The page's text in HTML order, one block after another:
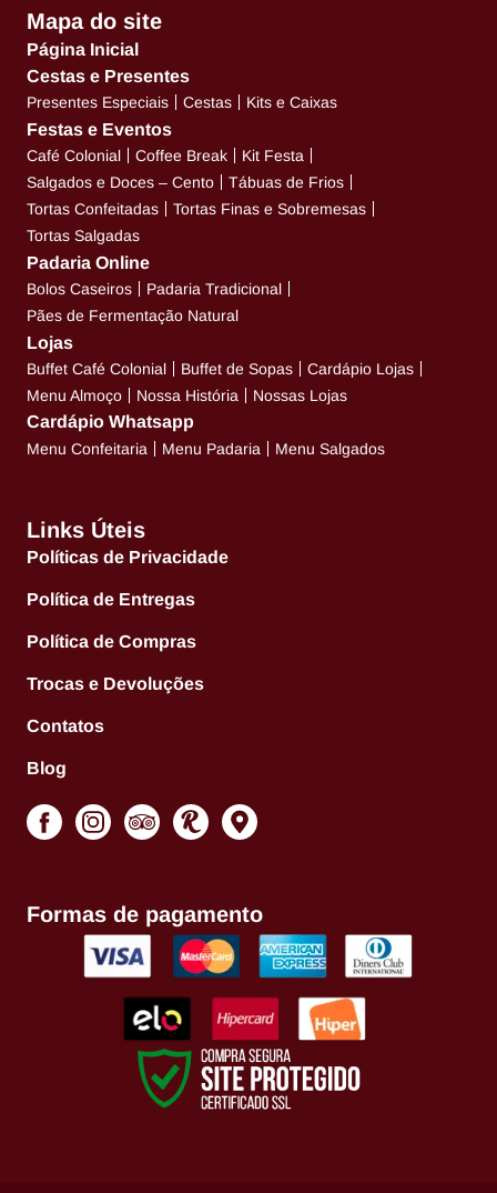
Mapa do site
Página Inicial
Cestas e Presentes
Presentes Especiais Cestas Kits e Caixas
Festas e Eventos
Café Colonial Coffee Break
Kit Festa
Salgados e Doces – Cento
Tábuas de Frios
Tortas Confeitadas
Tortas Finas e Sobremesas
Tortas Salgadas
Padaria Online
Bolos Caseiros
Padaria Tradicional
Pães de Fermentação Natural
Lojas
Buffet Café Colonial Buffet de Sopas
Cardápio Lojas
Menu Almoço
Nossa História Nossas Lojas
Cardápio Whatsapp
Menu Confeitaria Menu Padaria Menu Salgados
Links Úteis
Políticas de Privacidade
Política de Entregas
Política de Compras
Trocas e Devoluções
Contatos
Blog
Formas de pagamento